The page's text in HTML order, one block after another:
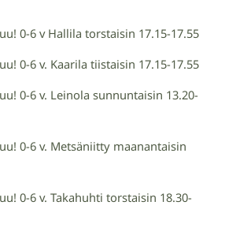
0-6 v Hallila torstaisin 17.15-17.55
0-6 v. Kaarila tiistaisin 17.15-17.55
0-6 v. Leinola sunnuntaisin 13.20-
0-6 v. Metsäniitty maanantaisin
0-6 v. Takahuhti torstaisin 18.30-